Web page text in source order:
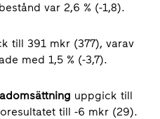
var 2,6 % (-1,8).
till 391 mkr (377), varav
med 1,5 % (-3,7).
uppgick till
till -6 mkr (29).